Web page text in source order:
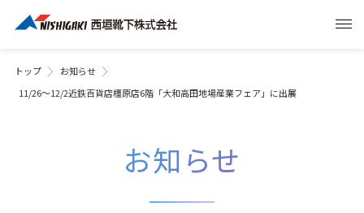
トップ
お知らせ
11/26～12/2近鉄百貨店橿原店6階「大和高田地場産業フェア」に出展
お知らせ